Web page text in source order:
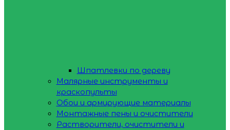
Шпатлевки по дереву
Малярные инструменты и
краскопульты
Обои и армирующие материалы
Монтажные пены и очистители
Растворители, очистители и